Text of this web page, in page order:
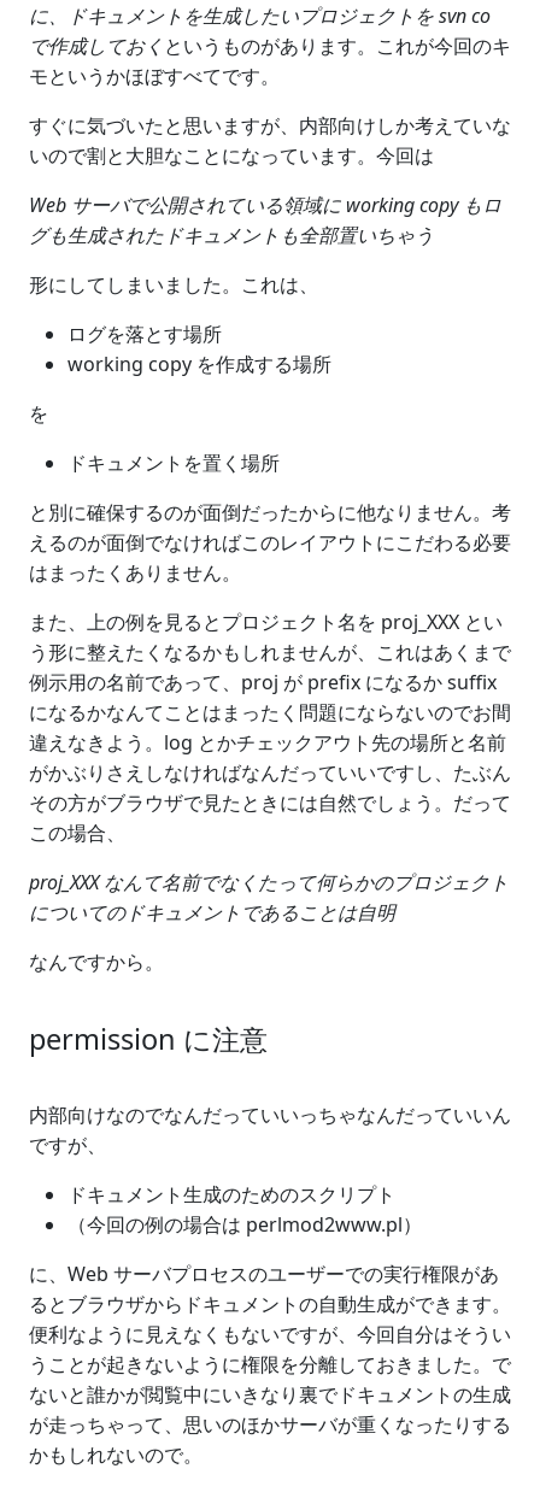
に、ドキュメントを生成したいプロジェクトを svn co
で作成しておく というものがあります。これが今回のキ
モというかほぼすべてです。
すぐに気づいたと思いますが、内部向けしか考えていな
いので割と大胆なことになっています。今回は
Web サーバで公開されている領域に working copy もロ
グも生成されたドキュメントも全部置いちゃう
形にしてしまいました。これは、
ログを落とす場所
working copy を作成する場所
を
ドキュメントを置く場所
と別に確保するのが面倒だったからに他なりません。考
えるのが面倒でなければこのレイアウトにこだわる必要
はまったくありません。
また、上の例を見るとプロジェクト名を proj_XXX とい
う形に整えたくなるかもしれませんが、これはあくまで
例示用の名前であって、proj が prefix になるか suffix
になるかなんてことはまったく問題にならないのでお間
違えなきよう。log とかチェックアウト先の場所と名前
がかぶりさえしなければなんだっていいですし、たぶん
その方がブラウザで見たときには自然でしょう。だって
この場合、
proj_XXX なんて名前でなくたって何らかのプロジェクト
についてのドキュメントであることは自明
なんですから。
permission に注意
内部向けなのでなんだっていいっちゃなんだっていいん
ですが、
ドキュメント生成のためのスクリプト
（今回の例の場合は perlmod2www.pl）
に、Web サーバプロセスのユーザーでの実行権限があ
るとブラウザからドキュメントの自動生成ができます。
便利なように見えなくもないですが、今回自分はそうい
うことが起きないように権限を分離しておきました。で
ないと誰かが閲覧中にいきなり裏でドキュメントの生成
が走っちゃって、思いのほかサーバが重くなったりする
かもしれないので。